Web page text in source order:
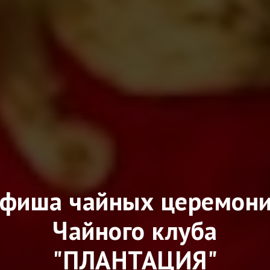
чайных
Чайного клуба
"ПЛАНТАЦИЯ"